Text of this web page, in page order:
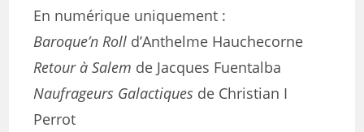
En numérique uniquement :
Baroque’n Roll d’Anthelme Hauchecorne
Retour à Salem de Jacques Fuentalba
Naufrageurs Galactiques de Christian I
Perrot